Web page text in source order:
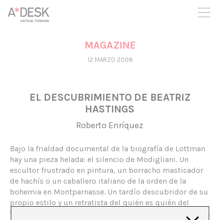
crees también en A*DESK seguimos necesitándote para poder
seguir adelante. Ahora puedes participar del proyecto y
apoyarlo.
MAGAZINE
12 MARZO 2008
EL DESCUBRIMIENTO DE BEATRIZ
HASTINGS
Roberto Enríquez
Bajo la frialdad documental de la biografía de Lottman
hay una pieza helada: el silencio de Modigliani. Un
escultor frustrado en pintura, un borracho masticador
de hachís o un caballero italiano de la orden de la
bohemia en Montparnasse. Un tardío descubridor de su
propio estilo y un retratista del quién es quién del
talento -que él no creía poseer- y que no tuvo enemigos.